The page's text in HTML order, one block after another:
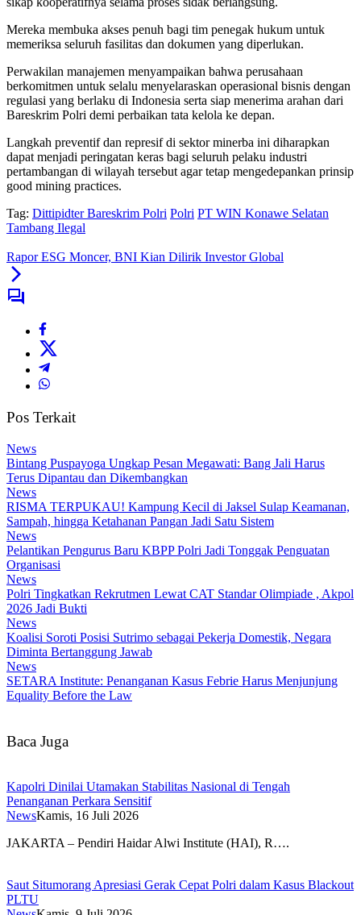
Mereka membuka akses penuh bagi tim penegak hukum untuk
memeriksa seluruh fasilitas dan dokumen yang diperlukan.
Perwakilan manajemen menyampaikan bahwa perusahaan
berkomitmen untuk selalu menyelaraskan operasional bisnis dengan
regulasi yang berlaku di Indonesia serta siap menerima arahan dari
Bareskrim Polri demi perbaikan tata kelola ke depan.
Langkah preventif dan represif di sektor minerba ini diharapkan
dapat menjadi peringatan keras bagi seluruh pelaku industri
pertambangan di wilayah tersebut agar tetap mengedepankan prinsip
good mining practices.
Tag: Dittipidter Bareskrim Polri Polri PT WIN Konawe Selatan
Tambang Ilegal
Rapor ESG Moncer, BNI Kian Dilirik Investor Global
Pos Terkait
News
Bintang Puspayoga Ungkap Pesan Megawati: Bang Jali Harus
Terus Dipantau dan Dikembangkan
News
RISMA TERPUKAU! Kampung Kecil di Jaksel Sulap Keamanan,
Sampah, hingga Ketahanan Pangan Jadi Satu Sistem
News
Pelantikan Pengurus Baru KBPP Polri Jadi Tonggak Penguatan
Organisasi
News
Polri Tingkatkan Rekrutmen Lewat CAT Standar Olimpiade , Akpol
2026 Jadi Bukti
News
Koalisi Soroti Posisi Sutrimo sebagai Pekerja Domestik, Negara
Diminta Bertanggung Jawab
News
SETARA Institute: Penanganan Kasus Febrie Harus Menjunjung
Equality Before the Law
Baca Juga
Kapolri Dinilai Utamakan Stabilitas Nasional di Tengah
Penanganan Perkara Sensitif
NewsKamis, 16 Juli 2026
JAKARTA – Pendiri Haidar Alwi Institute (HAI), R….
Saut Situmorang Apresiasi Gerak Cepat Polri dalam Kasus Blackout
PLTU